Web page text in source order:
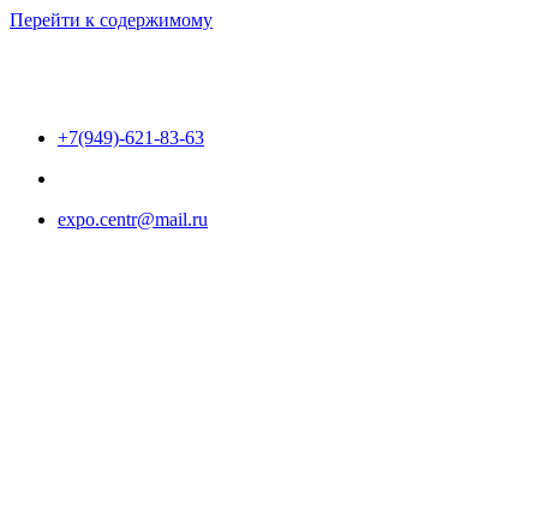
Перейти к содержимому
+7(949)-621-83-63
expo.centr@mail.ru